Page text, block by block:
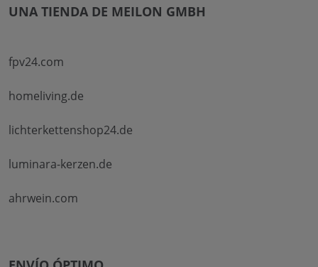
UNA TIENDA DE MEILON GMBH
fpv24.com
homeliving.de
lichterkettenshop24.de
luminara-kerzen.de
ahrwein.com